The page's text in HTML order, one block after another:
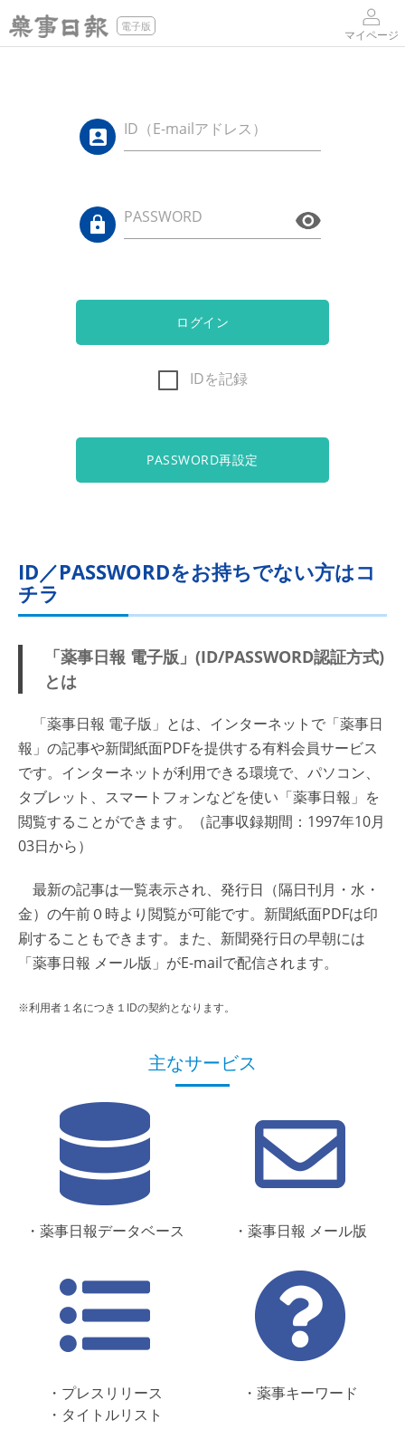
電子版
マイページ
ID（E-mailアドレス）
PASSWORD
ログイン
IDを記録
PASSWORD再設定
ID／PASSWORDをお持ちでない方はコ
チラ
「薬事日報 電子版」(ID/PASSWORD認証方式)
とは
「薬事日報 電子版」とは、インターネットで「薬事日
報」の記事や新聞紙面PDFを提供する有料会員サービス
です。インターネットが利用できる環境で、パソコン、
タブレット、スマートフォンなどを使い「薬事日報」を
閲覧することができます。（記事収録期間：1997年10月
03日から）
最新の記事は一覧表示され、発行日（隔日刊月・水・
金）の午前０時より閲覧が可能です。新聞紙面PDFは印
刷することもできます。また、新聞発行日の早朝には
「薬事日報 メール版」がE-mailで配信されます。
※利用者１名につき１IDの契約となります。
主なサービス
・薬事日報データベース ・薬事日報 メール版
・プレスリリース
・タイトルリスト
・薬事キーワード